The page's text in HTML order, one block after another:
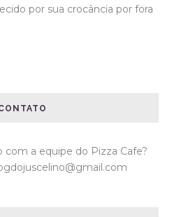
por sua crocância por fora
a equipe do Pizza Cafe?